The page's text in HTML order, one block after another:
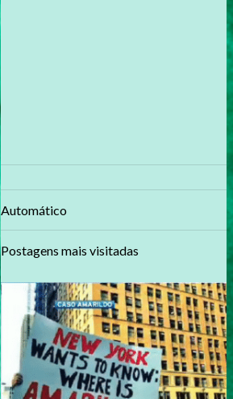
Automático
Postagens mais visitadas